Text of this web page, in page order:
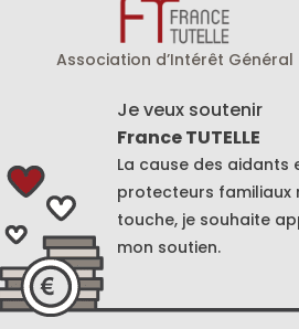
Association d’Intérêt Général
Je veux soutenir
France TUTELLE
La cause des aidants
protecteurs familiaux
touche, je souhaite
mon soutien.